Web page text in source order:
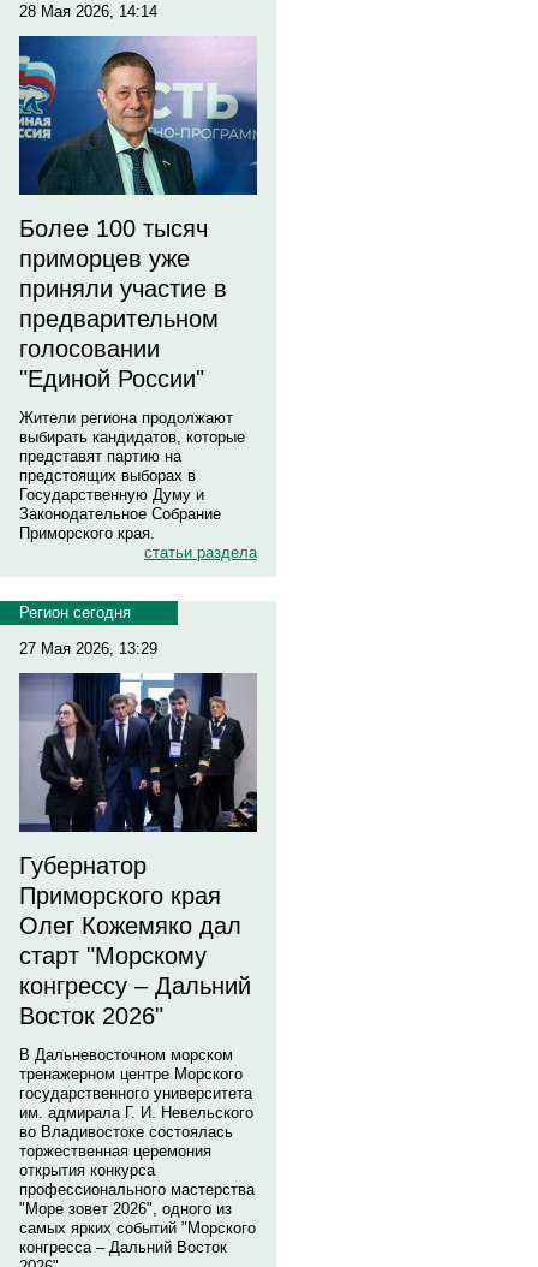
28 Мая 2026, 14:14
Более 100 тысяч
приморцев уже
приняли участие в
предварительном
голосовании
"Единой России"
Жители региона продолжают
выбирать кандидатов, которые
представят партию на
предстоящих выборах в
Государственную Думу и
Законодательное Собрание
Приморского края.
статьи раздела
Регион сегодня
27 Мая 2026, 13:29
Губернатор
Приморского края
Олег Кожемяко дал
старт "Морскому
конгрессу – Дальний
Восток 2026"
В Дальневосточном морском
тренажерном центре Морского
государственного университета
им. адмирала Г. И. Невельского
во Владивостоке состоялась
торжественная церемония
открытия конкурса
профессионального мастерства
"Море зовет 2026", одного из
самых ярких событий "Морского
конгресса – Дальний Восток